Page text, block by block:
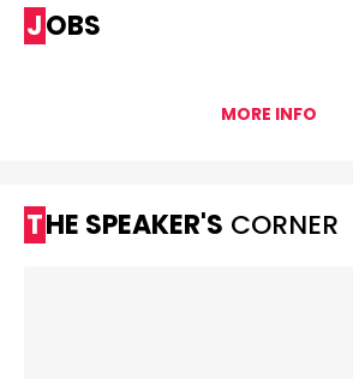
JOBS
MORE INFO
THE SPEAKER'S CORNER